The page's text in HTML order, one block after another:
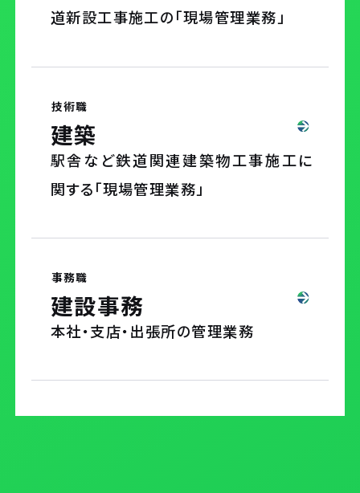
クロストーク
教育研修
研修制度
研修施設
募集について
募集についてTOP
道新設工事施工の「現場管理業務」
技術職
建築
駅舎など鉄道関連建築物工事施工に
関する「現場管理業務」
事務職
建設事務
本社・支店・出張所の管理業務